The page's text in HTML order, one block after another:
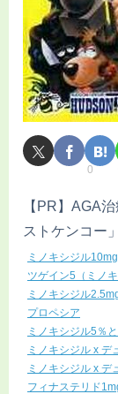
0
【PR】AGA
ストケンコー」
ミノキシジル
ツゲイン5（ミノキ
ミノキシジル
プロペシア
ミノキシジル5％
ミノキシジル x デ
ミノキシジル x デ
フィナステリド